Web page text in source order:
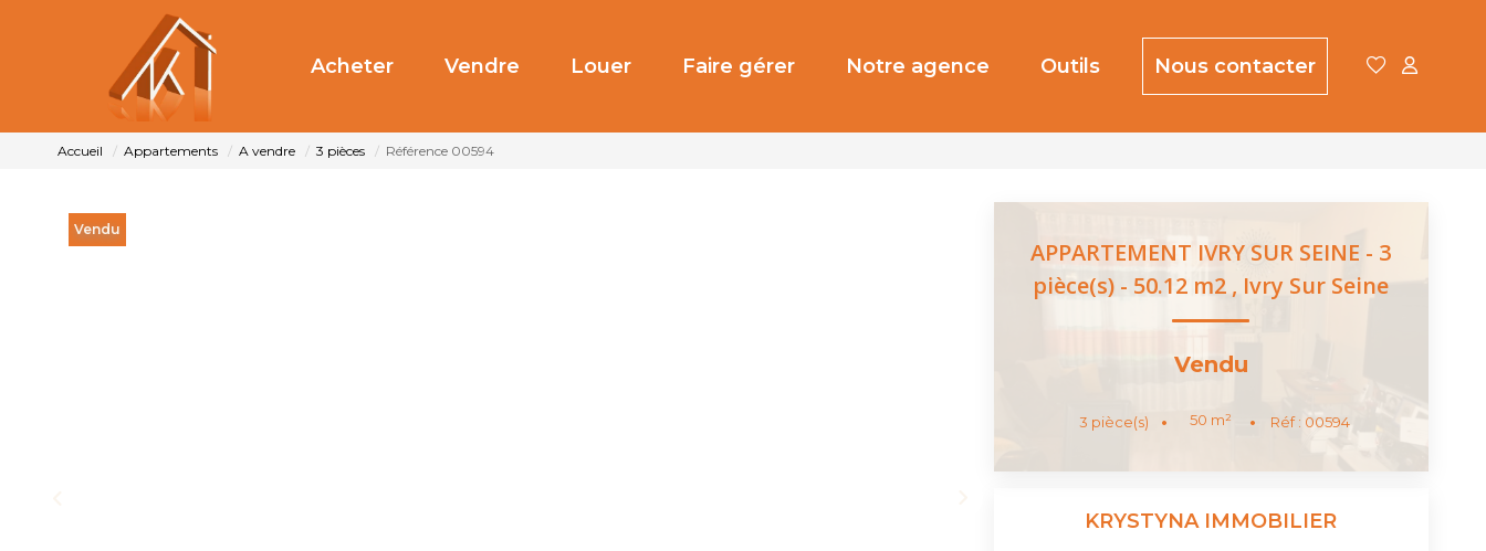
Acheter Vendre Louer Faire gérer Notre agence Outils Nous contacter
Accueil Appartements A vendre 3 pièces Référence 00594
Vendu
APPARTEMENT IVRY SUR SEINE - 3
pièce(s) - 50.12 m2 , Ivry Sur Seine
Vendu
3 pièce(s) 50 m² Réf : 00594
KRYSTYNA IMMOBILIER